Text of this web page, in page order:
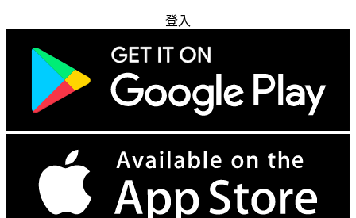
登入